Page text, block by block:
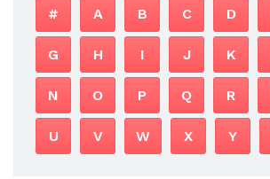
# A B C D
G H I J K
N O P Q R
U V W X Y